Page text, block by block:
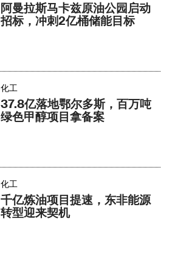
阿曼拉斯马卡兹原油公园启动
招标，冲刺2亿桶储能目标
化工
37.8亿落地鄂尔多斯，百万吨
绿色甲醇项目拿备案
化工
千亿炼油项目提速，东非能源
转型迎来契机​